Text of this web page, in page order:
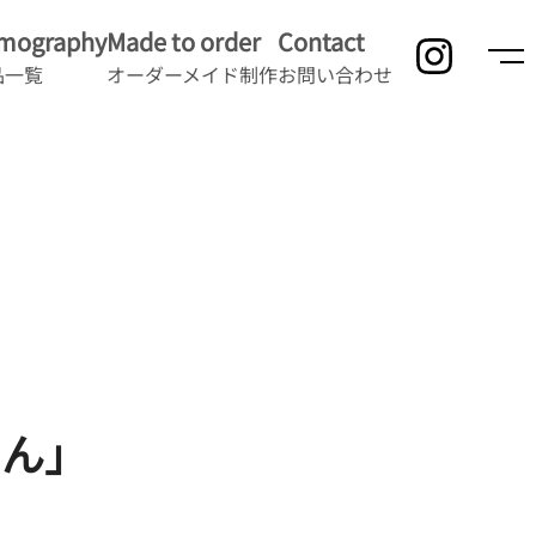
覧
Made to order
オーダーメイド制作
Contact
お問い合わせ
」